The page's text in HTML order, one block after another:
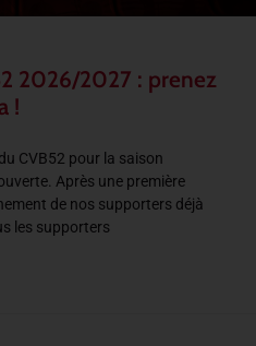
2026/2027 : prenez
!
CVB52 pour la saison
Après une première
de nos supporters déjà
les supporters